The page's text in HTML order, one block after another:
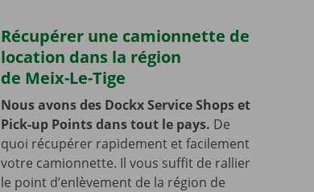
Récupérer une camionnette de
location dans la région
de Meix-Le-Tige
Nous avons des Dockx Service Shops et
Pick-up Points dans tout le pays. De
quoi récupérer rapidement et facilement
votre camionnette. Il vous suffit de rallier
le point d’enlèvement de la région de